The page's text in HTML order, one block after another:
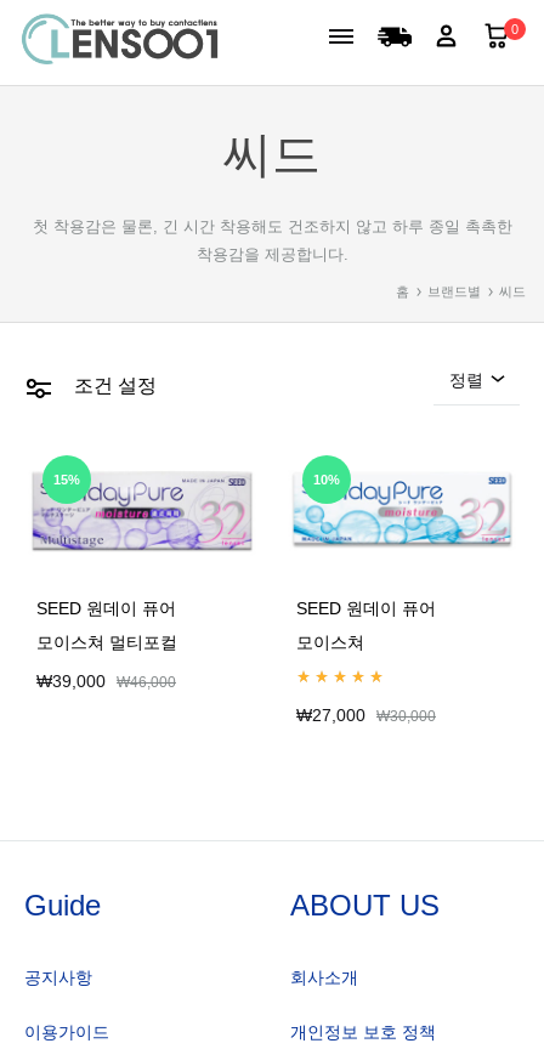
0
씨드
첫 착용감은 물론, 긴 시간 착용해도 건조하지 않고 하루 종일 촉촉한
착용감을 제공합니다.
홈 브랜드별 씨드
조건 설정 정렬
15%
SEED 원데이 퓨어
모이스쳐 멀티포컬
₩39,000 ₩46,000
10%
SEED 원데이 퓨어
모이스쳐
₩27,000 ₩30,000
Guide
공지사항
이용가이드
ABOUT US
회사소개
개인정보 보호 정책